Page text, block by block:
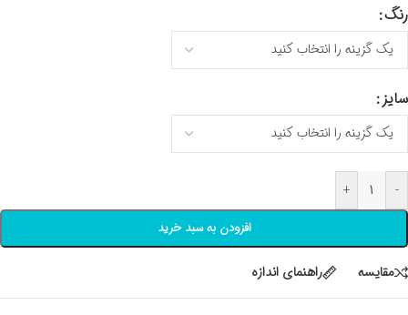
رنگ
سایز
-
+
افزودن به سبد خرید
مقايسه راهنمای اندازه